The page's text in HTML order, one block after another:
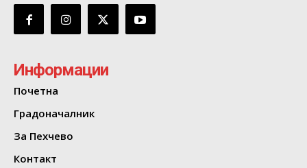
Информации
Почетна
Градоначалник
За Пехчево
Контакт